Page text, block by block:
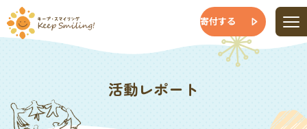
寄付する
活動レポート